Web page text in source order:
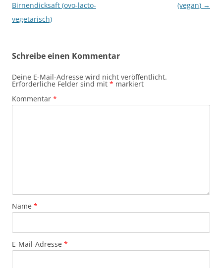
Birnendicksaft (ovo-lacto-
vegetarisch)
(vegan) →
Schreibe einen Kommentar
Deine E-Mail-Adresse wird nicht veröffentlicht.
Erforderliche Felder sind mit * markiert
Kommentar *
Name *
E-Mail-Adresse *